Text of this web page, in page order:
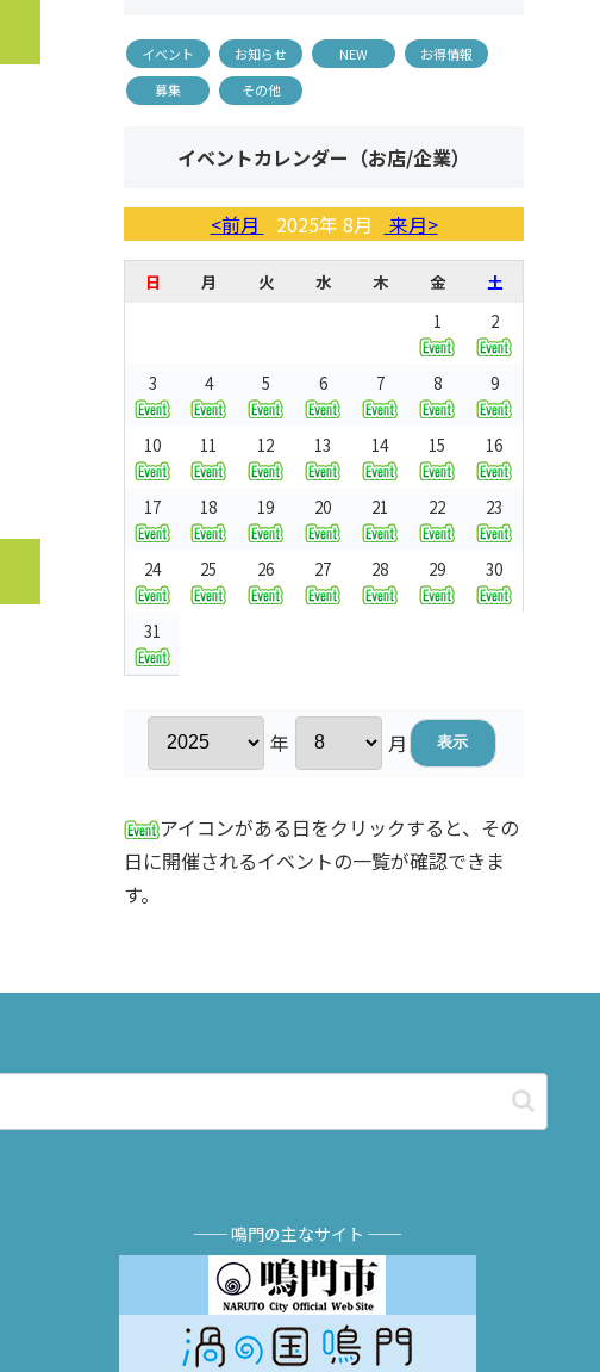
イベント お知らせ NEW
お得情報
募集
その他
イベントカレンダー（お店/企業）
<前月 2025年 8月 来月>
日 月 火 水 木 金
土
1
2
3 4 5 6 7 8 9
10 11 12 13 14 15 16
17 18 19 20 21 22 23
24 25 26 27 28 29 30
31
年 月
アイコンがある日をクリックすると、その
日に開催されるイベントの一覧が確認できま
す。
── 鳴門の主なサイト ──